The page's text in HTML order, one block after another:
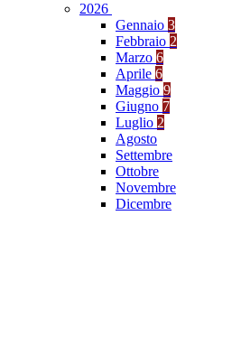
2026
Gennaio 3
Febbraio 2
Marzo 6
Aprile 6
Maggio 9
Giugno 7
Luglio 2
Agosto
Settembre
Ottobre
Novembre
Dicembre